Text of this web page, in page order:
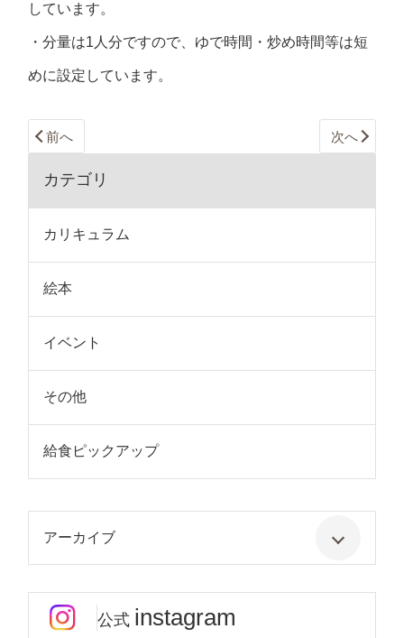
しています。
・分量は1人分ですので、ゆで時間・炒め時間等は短
めに設定しています。
前へ 次へ
カテゴリ
カリキュラム
絵本
イベント
その他
給食ピックアップ
アーカイブ
公式 instagram